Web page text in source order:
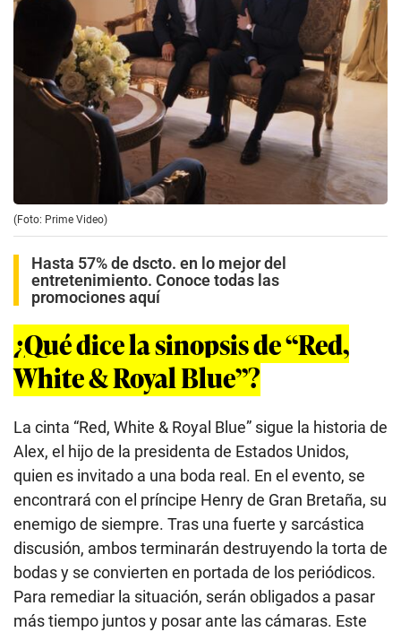
(Foto: Prime Video)
Hasta 57% de dscto. en lo mejor del
entretenimiento. Conoce todas las
promociones aquí
¿Qué dice la sinopsis de “Red,
White & Royal Blue”?
La cinta “Red, White & Royal Blue” sigue la historia de
Alex, el hijo de la presidenta de Estados Unidos,
quien es invitado a una boda real. En el evento, se
encontrará con el príncipe Henry de Gran Bretaña, su
enemigo de siempre. Tras una fuerte y sarcástica
discusión, ambos terminarán destruyendo la torta de
bodas y se convierten en portada de los periódicos.
Para remediar la situación, serán obligados a pasar
más tiempo juntos y posar ante las cámaras. Este